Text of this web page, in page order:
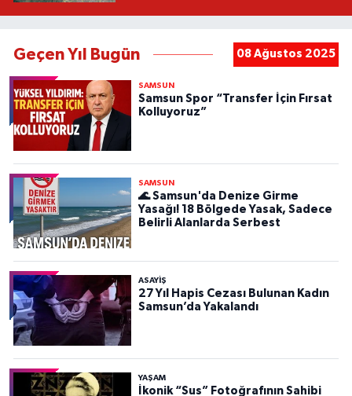
Geçen Yıl Bugün 08 Ağustos 2025
SAMSUN
Samsun Spor “Transfer İçin Fırsat
Kolluyoruz”
SAMSUN
🌊 Samsun'da Denize Girme
Yasağı! 18 Bölgede Yasak, Sadece
Belirli Alanlarda Serbest
ASAYIŞ
27 Yıl Hapis Cezası Bulunan Kadın
Samsun’da Yakalandı
YAŞAM
İkonik “Sus” Fotoğrafının Sahibi